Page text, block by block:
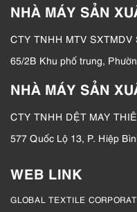
NHÀ MÁY SẢN
CTY TNHH MTV SXTMDV
65/2B Khu phố trung,
NHÀ MÁY SẢN
CTY TNHH DỆT MAY
577 Quốc Lộ 13, P. Hiệp
WEB LINK
GLOBAL TEXTILE